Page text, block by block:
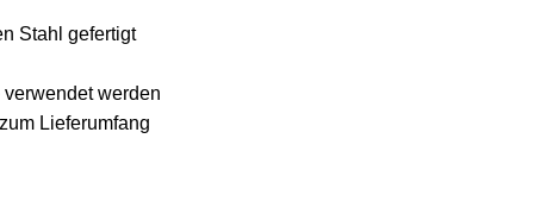
Stahl gefertigt
werden
Lieferumfang